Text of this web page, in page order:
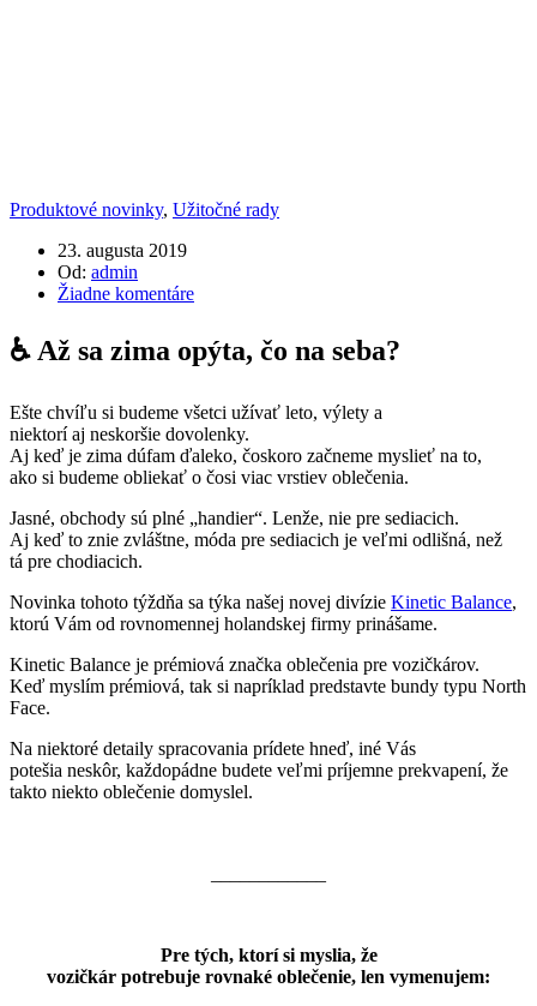
Produktové novinky, Užitočné rady
23. augusta 2019
Od: admin
Žiadne komentáre
♿️ Až sa zima opýta, čo na seba?
Ešte chvíľu si budeme všetci užívať leto, výlety a
niektorí aj neskoršie dovolenky.
Aj keď je zima dúfam ďaleko, čoskoro začneme myslieť na to,
ako si budeme obliekať o čosi viac vrstiev oblečenia.
Jasné, obchody sú plné „handier“. Lenže, nie pre sediacich.
Aj keď to znie zvláštne, móda pre sediacich je veľmi odlišná, než
tá pre chodiacich.
Novinka tohoto týždňa sa týka našej novej divízie Kinetic Balance,
ktorú Vám od rovnomennej holandskej firmy prinášame.
Kinetic Balance je prémiová značka oblečenia pre vozičkárov.
Keď myslím prémiová, tak si napríklad predstavte bundy typu North
Face.
Na niektoré detaily spracovania prídete hneď, iné Vás
potešia neskôr, každopádne budete veľmi príjemne prekvapení, že
takto niekto oblečenie domyslel.
Pre tých, ktorí si myslia, že
vozičkár potrebuje rovnaké oblečenie, len vymenujem: